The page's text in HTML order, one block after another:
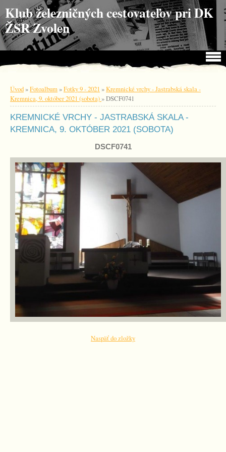
Choď na obsah
Choď na menu
Klub železničných cestovateľov pri DK
ŽSR Zvolen
Úvod»Fotoalbum»Fotky 9 - 2021 »Kremnické vrchy - Jastrabská skala -
Kremnica, 9. október 2021 (sobota)»DSCF0741
KREMNICKÉ VRCHY - JASTRABSKÁ SKALA -
KREMNICA, 9. OKTÓBER 2021 (SOBOTA)
DSCF0741
Naspäť do zložky